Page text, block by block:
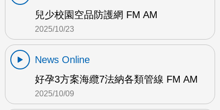
兒少校園空品防護網 FM AM
2025/10/23
News Online
好孕3方案海纜7法納各類管線 FM AM
2025/10/09